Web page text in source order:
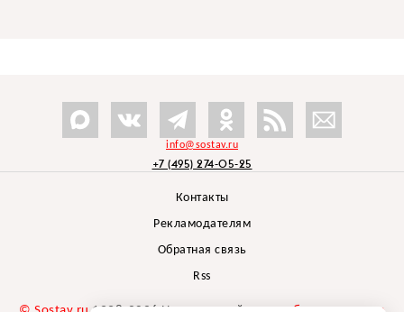
info@sostav.ru
+7 (495) 274-05-25
Контакты
Рекламодателям
Обратная связь
Rss